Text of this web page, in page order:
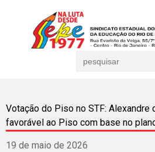
for:
Votação do Piso no STF: Alexandre
favorável ao Piso com base no
19 de maio de 2026